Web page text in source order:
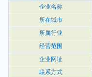
企业名称
所在城市
所属行业
经营范围
企业网址
联系方式